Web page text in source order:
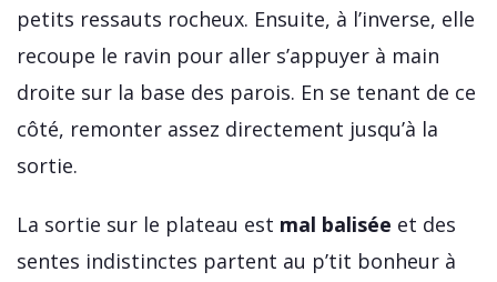
petits ressauts rocheux. Ensuite, à l’inverse, elle
recoupe le ravin pour aller s’appuyer à main
droite sur la base des parois. En se tenant de ce
côté, remonter assez directement jusqu’à la
sortie.
La sortie sur le plateau est mal balisée et des
sentes indistinctes partent au p’tit bonheur à